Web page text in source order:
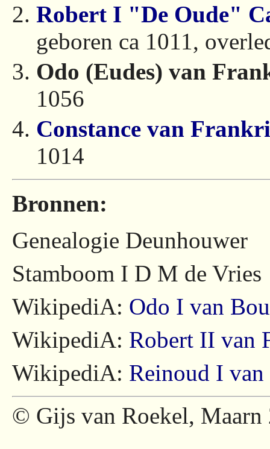
Robert I "De Oude"
geboren ca 1011,
Odo (Eudes) van
1056
Constance van
1014
Bronnen:
Genealogie Deunhouwer
Stamboom I D M de Vries
WikipediA: Odo I van
WikipediA: Robert II van
WikipediA: Reinoud I van
© Gijs van Roekel, Maarn